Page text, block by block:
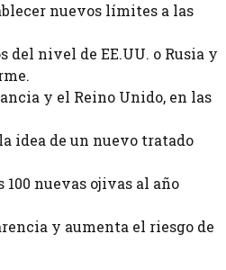
nuevos límites a las
del nivel de EE.UU. o Rusia y
y el Reino Unido, en las
idea de un nuevo tratado
100 nuevas ojivas al año
y aumenta el riesgo de